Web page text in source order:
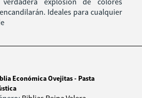
explosión de colores
Ideales para cualquier
Económica Ovejitas - Pasta